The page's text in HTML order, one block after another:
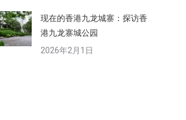
现在的香港九龙城寨：探访香
港九龙寨城公园
2026年2月1日